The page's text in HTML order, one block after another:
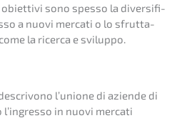
obiet­ti­vi sono spesso la diver­si­fi­
a nuovi merca­ti o lo sfrut­ta­
la ricer­ca e sviluppo.
l’unio­ne di azien­de di
in nuovi merca­ti